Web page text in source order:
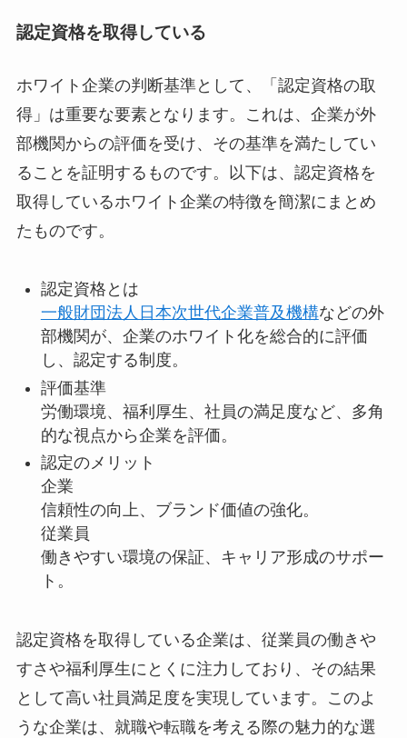
認定資格を取得している
ホワイト企業の判断基準として、「認定資格の取
得」は重要な要素となります。これは、企業が外
部機関からの評価を受け、その基準を満たしてい
ることを証明するものです。以下は、認定資格を
取得しているホワイト企業の特徴を簡潔にまとめ
たものです。
認定資格とは
一般財団法人日本次世代企業普及機構などの外
部機関が、企業のホワイト化を総合的に評価
し、認定する制度。
評価基準
労働環境、福利厚生、社員の満足度など、多角
的な視点から企業を評価。
認定のメリット
企業
信頼性の向上、ブランド価値の強化。
従業員
働きやすい環境の保証、キャリア形成のサポー
ト。
認定資格を取得している企業は、従業員の働きや
すさや福利厚生にとくに注力しており、その結果
として高い社員満足度を実現しています。このよ
うな企業は、就職や転職を考える際の魅力的な選